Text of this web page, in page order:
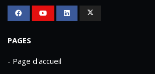
PAGES
- Page d'accueil